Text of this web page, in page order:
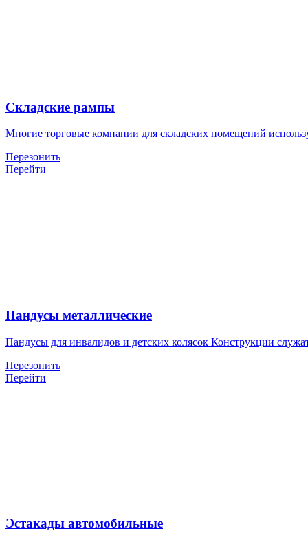
Складские рампы
Многие торговые компании для складских помещений
Перезонить
Перейти
Пандусы металлические
Пандусы для инвалидов и детских колясок Конструкции
Перезонить
Перейти
Эстакады автомобильные